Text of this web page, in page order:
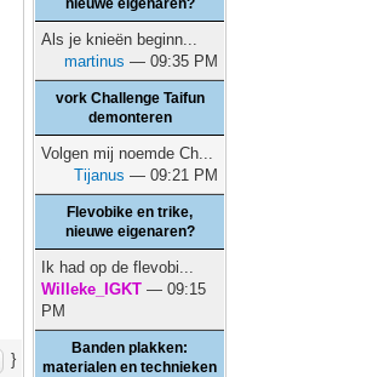
}
nieuwe eigenaren?
Als je knieën beginn...
martinus — 09:35 PM
vork Challenge Taifun
demonteren
Volgen mij noemde Ch...
Tijanus — 09:21 PM
Flevobike en trike,
nieuwe eigenaren?
Ik had op de flevobi...
Willeke_IGKT — 09:15
PM
Banden plakken:
materialen en technieken